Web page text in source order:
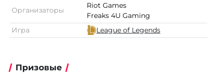
Организаторы
Riot Games
Freaks 4U Gaming
Игра
League of Legends
Призовые